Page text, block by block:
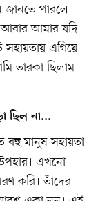
জানতে পারলে
আবার আমার যদি
এগিয়ে
তারকা ছিলাম
ছিল না...
মানুষ সহায়তা
এখনো
করি। তাঁদের